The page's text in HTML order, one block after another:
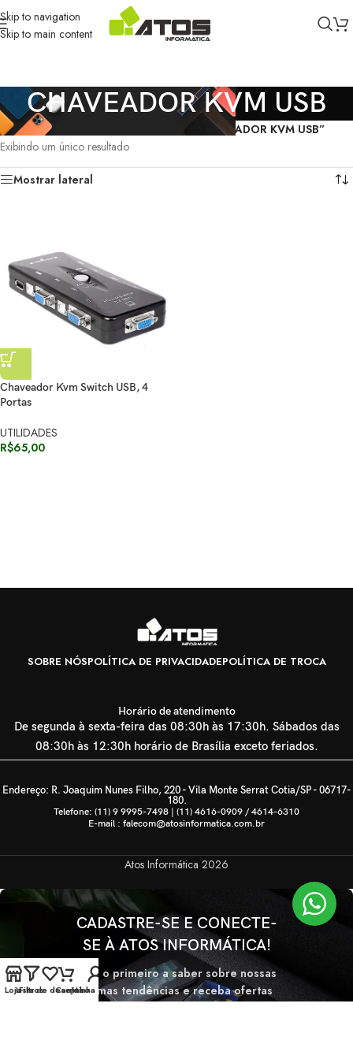
Skip to navigation
Skip to main content
CHAVEADOR KVM USB
Início/ Produtos marcados com a tag “CHAVEADOR KVM USB”
Exibindo um único resultado
Mostrar lateral
Chaveador Kvm Switch USB, 4
Portas
UTILIDADES
R$65,00
SOBRE NÓSPOLÍTICA DE PRIVACIDADEPOLÍTICA DE TROCA
Horário de atendimento
De segunda à sexta-feira das 08:30h às 17:30h. Sábados das
08:30h às 12:30h horário de Brasília exceto feriados.
Endereço: R. Joaquim Nunes Filho, 220 - Vila Monte Serrat Cotia/SP - 06717-
180.
Telefone: (11) 9 9995-7498 | (11) 4616-0909 / 4614-6310
E-mail : falecom@atosinformatica.com.br
Atos Informática 2026
CADASTRE-SE E CONECTE-
SE À ATOS INFORMÁTICA!
Seja o primeiro a saber sobre nossas
últimas tendências e receba ofertas
LojaFiltros
Lista de desejos
CarrinhoMinha conta